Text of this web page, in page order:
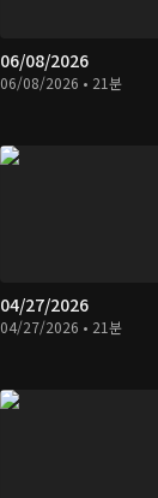
06/08/2026
06/08/2026 • 21분
04/27/2026
04/27/2026 • 21분